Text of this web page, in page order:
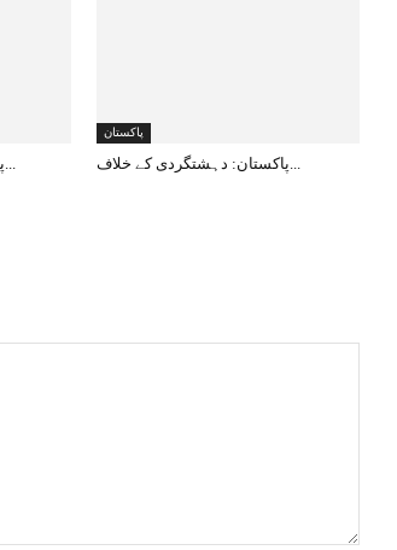
پاکستان: پنجاب میں 12دہشت...
پاکستان
پاکستان: دہشتگردی کے خلاف...